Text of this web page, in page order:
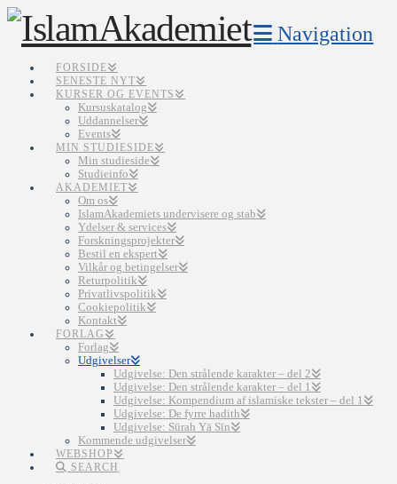
Navigation
FORSIDE
SENESTE NYT
KURSER OG EVENTS
Kursuskatalog
Uddannelser
Events
MIN STUDIESIDE
Min studieside
Studieinfo
AKADEMIET
Om os
IslamAkademiets undervisere og stab
Ydelser & services
Forskningsprojekter
Bestil en ekspert
Vilkår og betingelser
Returpolitik
Privatlivspolitik
Cookiepolitik
Kontakt
FORLAG
Forlag
Udgivelser
Udgivelse: Den strålende karakter – del 2
Udgivelse: Den strålende karakter – del 1
Udgivelse: Kompendium af islamiske tekster – del 1
Udgivelse: De fyrre hadith
Udgivelse: Sūrah Yā Sīn
Kommende udgivelser
WEBSHOP
SEARCH